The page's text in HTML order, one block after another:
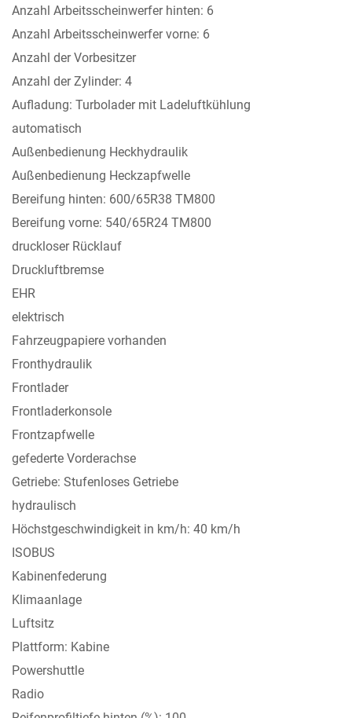
Anzahl Arbeitsscheinwerfer hinten: 6
Anzahl Arbeitsscheinwerfer vorne: 6
Anzahl der Vorbesitzer
Anzahl der Zylinder: 4
Aufladung: Turbolader mit Ladeluftkühlung
automatisch
Außenbedienung Heckhydraulik
Außenbedienung Heckzapfwelle
Bereifung hinten: 600/65R38 TM800
Bereifung vorne: 540/65R24 TM800
druckloser Rücklauf
Druckluftbremse
EHR
elektrisch
Fahrzeugpapiere vorhanden
Fronthydraulik
Frontlader
Frontladerkonsole
Frontzapfwelle
gefederte Vorderachse
Getriebe: Stufenloses Getriebe
hydraulisch
Höchstgeschwindigkeit in km/h: 40 km/h
ISOBUS
Kabinenfederung
Klimaanlage
Luftsitz
Plattform: Kabine
Powershuttle
Radio